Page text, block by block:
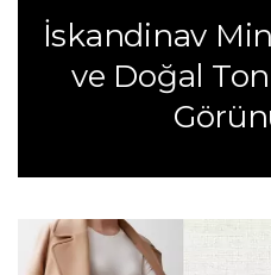
İskandinav
ve Doğal